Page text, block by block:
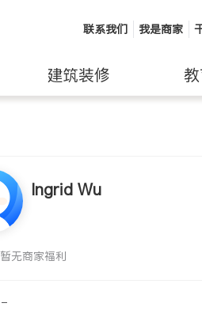
联系我们 我是商家
建筑装修
Ingrid Wu
暂无商家福利
-